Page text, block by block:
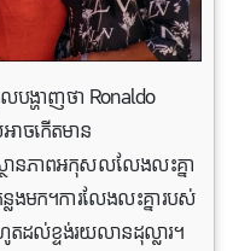
បង្ហាញថា Ronaldo
ាចកើតមាន
នភាពអកុសលលែងលះគ្នា
លងមក។ការលែងលះគ្នារបស់
ដល់ខ្ទង់រយលានដុល្លារ។